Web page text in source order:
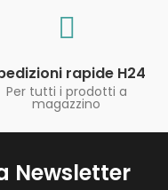
rapide H24
Per tutti i prodotti a
magazzino
Newsletter